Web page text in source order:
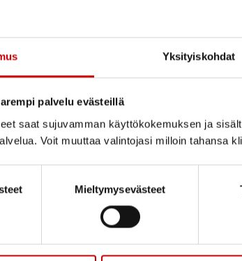
Yksityiskohdat
palvelu evästeillä
saat sujuvamman käyttökokemuksen ja
Voit muuttaa valintojasi milloin tahansa
Mieltymysevästeet
sydänyhteisön sisällä
. Samaten yhteistyö
yhteistyöMunuais- ja maksaliiton
-hankkeessa aktiivisesti
jäsenenäParalympiakomiteassa,
omien tavoitteidensa
tuotteita? Tutustu tarjontaan: